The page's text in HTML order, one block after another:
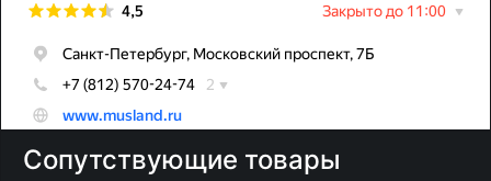
Сопутствующие товары